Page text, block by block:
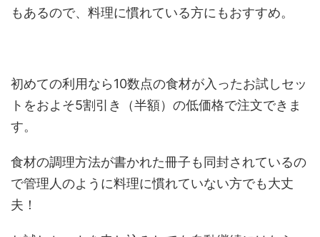
もあるので、料理に慣れている方にもおすすめ。
初めての利用なら10数点の食材が入ったお試しセッ
トをおよそ5割引き（半額）の低価格で注文できま
す。
食材の調理方法が書かれた冊子も同封されているの
で管理人のように料理に慣れていない方でも大丈
夫！